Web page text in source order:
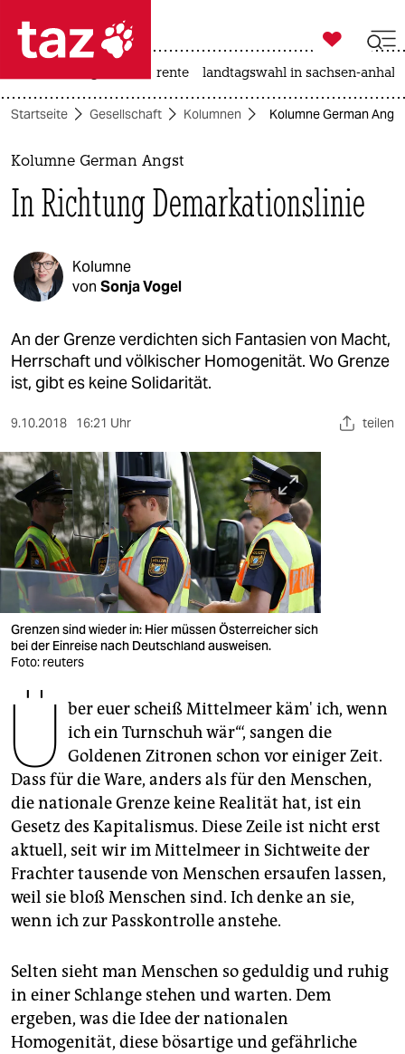
 taz zahl ich
taz zahl ich
themen
politik
öko
gesellschaft
kultur
sport
nord
wahrheit
verlag
verlag
veranstaltungen
shop
fragen & hilfe
unterstützen
abo
genossenschaft
epaper login

taz zahl ich
rente landtagswahl in sachsen-anhalt
Startseite Gesellschaft Kolumnen Kolumne German
Kolumne German Angst
In Richtung Demarkationslinie
Kolumne
von Sonja Vogel
An der Grenze verdichten sich Fantasien von Macht,
Herrschaft und völkischer Homogenität. Wo Grenze
ist, gibt es keine Solidarität.
9.10.2018 16:21 Uhr teilen
Grenzen sind wieder in: Hier müssen Österreicher sich
bei der Einreise nach Deutschland ausweisen.
Foto: reuters
Ü ber euer scheiß Mittelmeer käm' ich, wenn
ich ein Turnschuh wär‘“, sangen die
Goldenen Zitronen schon vor einiger Zeit.
Dass für die Ware, anders als für den Menschen,
die nationale Grenze keine Realität hat, ist ein
Gesetz des Kapitalismus. Diese Zeile ist nicht erst
aktuell, seit wir im Mittelmeer in Sichtweite der
Frachter tausende von Menschen ersaufen lassen,
weil sie bloß Menschen sind. Ich denke an sie,
wenn ich zur Passkontrolle anstehe.
Selten sieht man Menschen so geduldig und ruhig
in einer Schlange stehen und warten. Dem
ergeben, was die Idee der nationalen
Homogenität, diese bösartige und gefährliche